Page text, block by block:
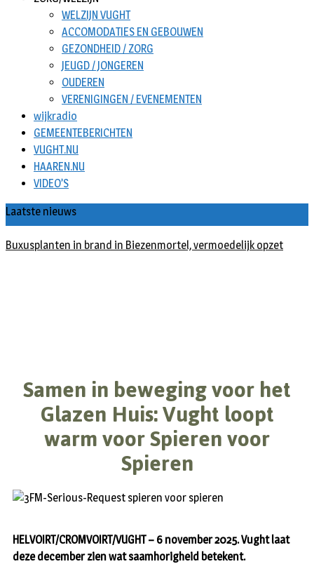
WELZIJN VUGHT
ACCOMODATIES EN GEBOUWEN
GEZONDHEID / ZORG
JEUGD / JONGEREN
OUDEREN
VERENIGINGEN / EVENEMENTEN
wijkradio
GEMEENTEBERICHTEN
VUGHT.NU
HAAREN.NU
VIDEO’S
Laatste nieuws
Buxusplanten in brand in Biezenmortel, vermoedelijk opzet
Samen in beweging voor het
Glazen Huis: Vught loopt
warm voor Spieren voor
Spieren
HELVOIRT/CROMVOIRT/VUGHT – 6 november 2025. Vught laat
deze december zien wat saamhorigheid betekent.